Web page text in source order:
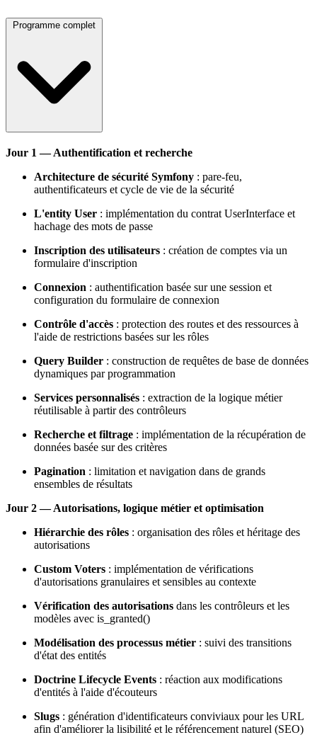
Programme complet
Jour 1 — Authentification et recherche
Architecture de sécurité Symfony : pare-feu,
authentificateurs et cycle de vie de la sécurité
L'entity User : implémentation du contrat UserInterface et
hachage des mots de passe
Inscription des utilisateurs : création de comptes via un
formulaire d'inscription
Connexion : authentification basée sur une session et
configuration du formulaire de connexion
Contrôle d'accès : protection des routes et des ressources à
l'aide de restrictions basées sur les rôles
Query Builder : construction de requêtes de base de données
dynamiques par programmation
Services personnalisés : extraction de la logique métier
réutilisable à partir des contrôleurs
Recherche et filtrage : implémentation de la récupération de
données basée sur des critères
Pagination : limitation et navigation dans de grands
ensembles de résultats
Jour 2 — Autorisations, logique métier et optimisation
Hiérarchie des rôles : organisation des rôles et héritage des
autorisations
Custom Voters : implémentation de vérifications
d'autorisations granulaires et sensibles au contexte
Vérification des autorisations dans les contrôleurs et les
modèles avec is_granted()
Modélisation des processus métier : suivi des transitions
d'état des entités
Doctrine Lifecycle Events : réaction aux modifications
d'entités à l'aide d'écouteurs
Slugs : génération d'identificateurs conviviaux pour les URL
afin d'améliorer la lisibilité et le référencement naturel (SEO)